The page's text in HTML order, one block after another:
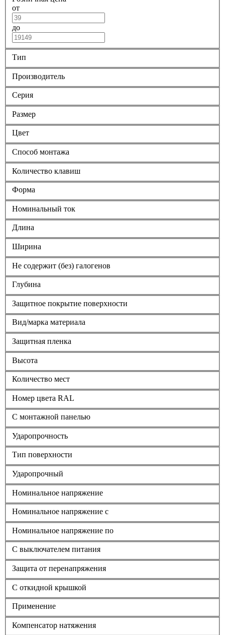
от
до
Тип
Производитель
Серия
Размер
Цвет
Способ монтажа
Количество клавиш
Форма
Номинальный ток
Длина
Ширина
Не содержит (без) галогенов
Глубина
Защитное покрытие поверхности
Вид/марка материала
Защитная пленка
Высота
Количество мест
Номер цвета RAL
С монтажной панелью
Ударопрочность
Тип поверхности
Ударопрочный
Номинальное напряжение
Номинальное напряжение с
Номинальное напряжение по
С выключателем питания
Защита от перенапряжения
С откидной крышкой
Применение
Компенсатор натяжения